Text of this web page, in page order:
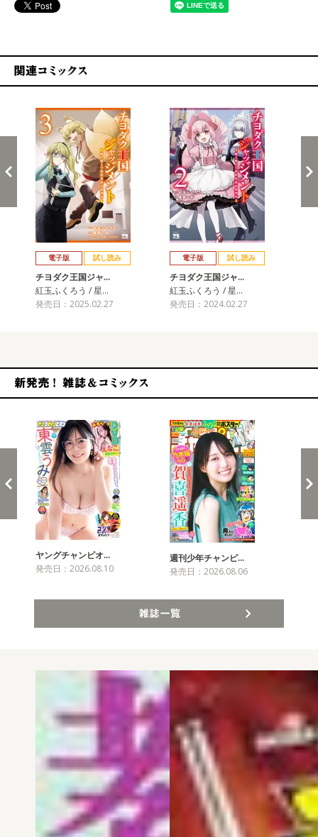
電子版 試し読み
チヨダク王国ジャ…
紅玉ふくろう / 星…
発売日：2025.02.27
電子版 試し読み
チヨダク王国ジャ…
紅玉ふくろう / 星…
発売日：2024.02.27
ヤングチャンピオ…
発売日：2026.08.10
週刊少年チャンピ…
発売日：2026.08.06